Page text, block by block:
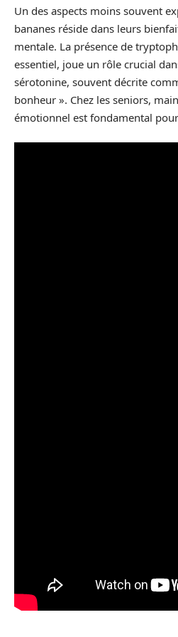
Un des aspects moins souvent
bananes réside dans leurs
mentale. La présence de
essentiel, joue un rôle crucial
sérotonine, souvent décrite
bonheur ». Chez les seniors,
émotionnel est fondamental